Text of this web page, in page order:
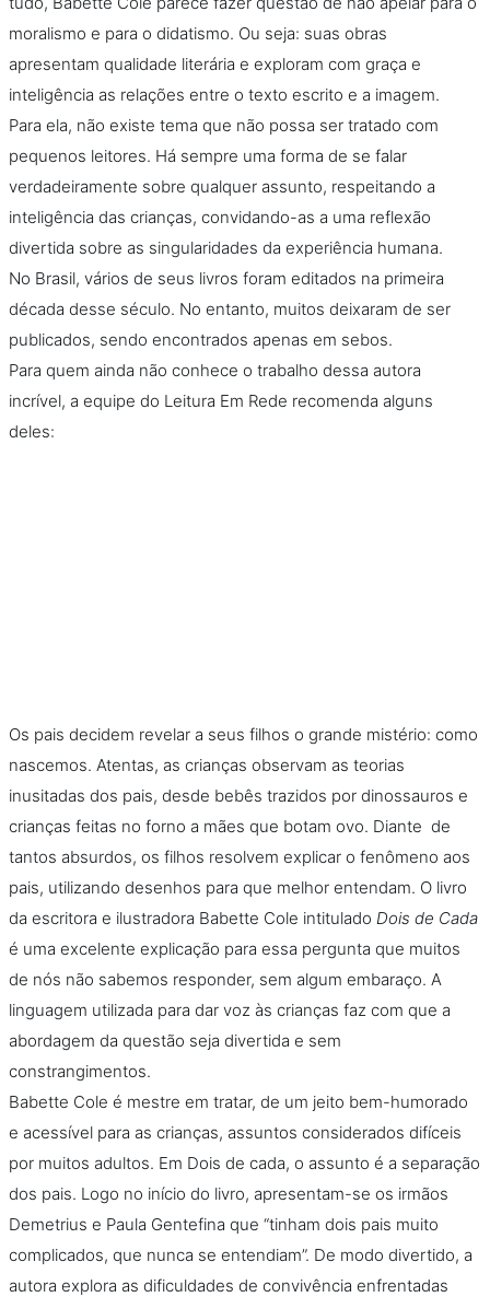
moralismo e para o didatismo. Ou seja: suas obras
apresentam qualidade literária e exploram com graça e
inteligência as relações entre o texto escrito e a imagem.
Para ela, não existe tema que não possa ser tratado com
pequenos leitores. Há sempre uma forma de se falar
verdadeiramente sobre qualquer assunto, respeitando a
inteligência das crianças, convidando-as a uma reflexão
divertida sobre as singularidades da experiência humana.
No Brasil, vários de seus livros foram editados na primeira
década desse século. No entanto, muitos deixaram de ser
publicados, sendo encontrados apenas em sebos.
Para quem ainda não conhece o trabalho dessa autora
incrível, a equipe do Leitura Em Rede recomenda alguns
deles:
Os pais decidem revelar a seus filhos o grande mistério: como
nascemos. Atentas, as crianças observam as teorias
inusitadas dos pais, desde bebês trazidos por dinossauros e
crianças feitas no forno a mães que botam ovo. Diante de
tantos absurdos, os filhos resolvem explicar o fenômeno aos
pais, utilizando desenhos para que melhor entendam. O livro
da escritora e ilustradora Babette Cole intitulado Dois de Cada
é uma excelente explicação para essa pergunta que muitos
de nós não sabemos responder, sem algum embaraço. A
linguagem utilizada para dar voz às crianças faz com que a
abordagem da questão seja divertida e sem
constrangimentos.
Babette Cole é mestre em tratar, de um jeito bem-humorado
e acessível para as crianças, assuntos considerados difíceis
por muitos adultos. Em Dois de cada, o assunto é a separação
dos pais. Logo no início do livro, apresentam-se os irmãos
Demetrius e Paula Gentefina que “tinham dois pais muito
complicados, que nunca se entendiam”. De modo divertido, a
autora explora as dificuldades de convivência enfrentadas